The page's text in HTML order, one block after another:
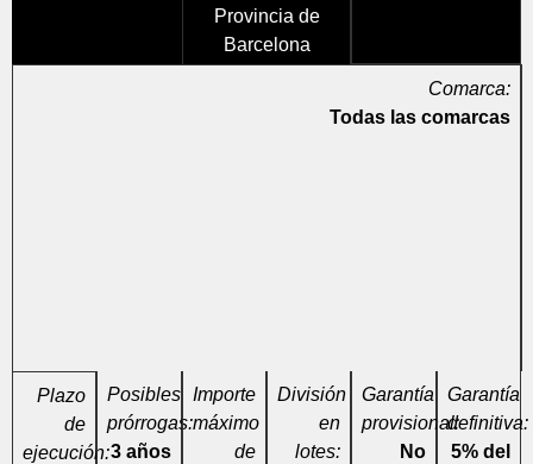
Provincia de
Barcelona
Comarca:
Todas las comarcas
Plazo
de
ejecución:
Posibles
prórrogas:
3 años
Importe
máximo
de
División
en
lotes:
Garantía
provisional:
No
Garantía
definitiva:
5% del